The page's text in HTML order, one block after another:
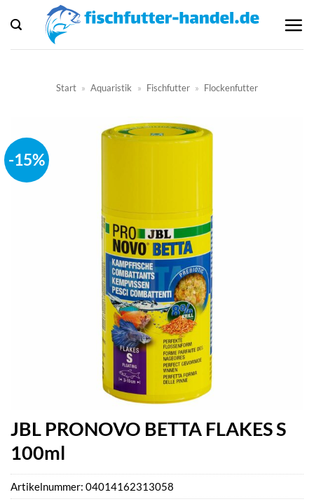
Inhalt
springen
Start » Aquaristik » Fischfutter » Flockenfutter
-15%
JBL PRONOVO BETTA FLAKES S
100ml
Artikelnummer: 04014162313058